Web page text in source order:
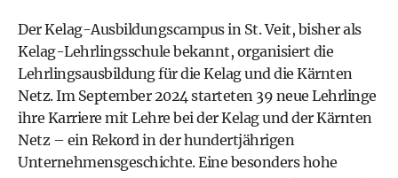
Der Kelag-Ausbildungscampus in St. Veit, bisher als
Kelag-Lehrlingsschule bekannt, organisiert die
Lehrlingsausbildung für die Kelag und die Kärnten
Netz. Im September 2024 starteten 39 neue Lehrlinge
ihre Karriere mit Lehre bei der Kelag und der Kärnten
Netz – ein Rekord in der hundertjährigen
Unternehmensgeschichte. Eine besonders hohe